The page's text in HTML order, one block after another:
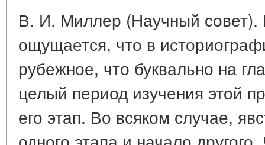
В. И. Миллер (Научный совет).
ощущается, что в
рубежное, что буквально на
целый период изучения этой
его этап. Во всяком случае,